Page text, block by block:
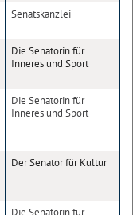
Senatskanzlei
Die Senatorin für
Inneres und Sport
Die Senatorin für
Inneres und Sport
Der Senator für Kultur
Die Senatorin für